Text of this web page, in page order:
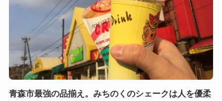
青森市最強の品揃え。みちのくのシェークは人を優柔